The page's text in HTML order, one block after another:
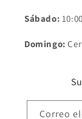
Sábado:
Domingo:
Correo